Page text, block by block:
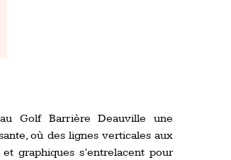
Golf Barrière Deauville une
où des lignes verticales aux
graphiques s’entrelacent pour